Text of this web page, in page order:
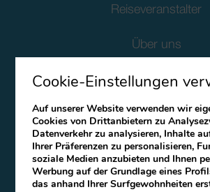
Reiseveranstalter
Über uns
Soziale Verantwortung Des
Client Data
Bedingungen und
Canal Ético
Cookie-Einstellungen
Auf unserer Website verwenden wir
Cookies von Drittanbietern zu
Datenverkehr zu analysieren, Inhalte
Ihrer Präferenzen zu personalisieren,
soziale Medien anzubieten und Ihnen
Werbung auf der Grundlage eines
das anhand Ihrer Surfgewohnheiten